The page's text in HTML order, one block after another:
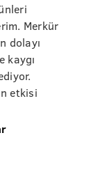
Merkür
dolayı
kaygı
etkisi